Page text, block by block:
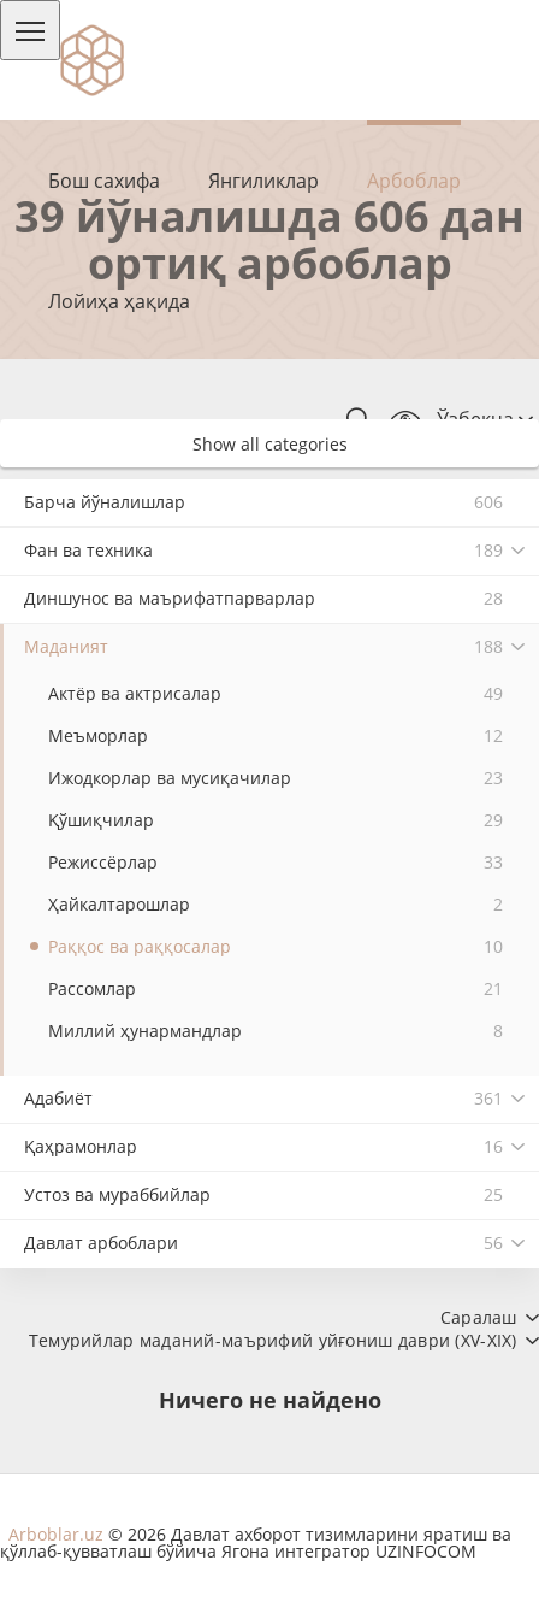
Бош сахифа Янгиликлар Арбоблар
Лойиҳа ҳақида
Ўзбекча
39 йўналишда 606 дан
ортиқ арбоблар
Show all categories
Барча йўналишлар 606
Фан ва техника 189
Диншунос ва маърифатпарварлар 28
Маданият 188
Актёр ва актрисалар
49
Меъморлар
12
Ижодкорлар ва мусиқачилар
23
Қўшиқчилар
29
Режиссёрлар
33
Ҳайкалтарошлар
2
Раққос ва раққосалар
10
Рассомлар
21
Миллий ҳунармандлар
8
Адабиёт 361
Қаҳрамонлар 16
Устоз ва мураббийлар 25
Давлат арбоблари 56
Саралаш
Темурийлар маданий-маърифий уйғониш даври (XV-XIX)
Ничего не найдено
Arboblar.uz © 2026 Давлат ахборот тизимларини яратиш ва
қўллаб-қувватлаш бўйича Ягона интегратор UZINFOCOM